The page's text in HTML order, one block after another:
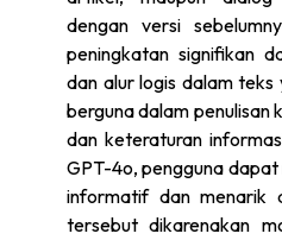
dengan versi
peningkatan signifikan
dan alur logis dalam teks
berguna dalam penulisan
dan keteraturan
GPT-4o, pengguna
informatif dan menarik
tersebut dikarenakan